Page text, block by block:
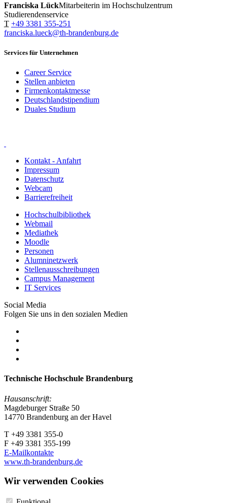
Franciska LückMitarbeiterin im Hochschulzentrum
Studierendenservice
T +49 3381 355-251
franciska.lueck@th-brandenburg.de
Services für Unternehmen
Career Service
Stellen anbieten
Firmenkontaktmesse
Deutschlandstipendium
Duales Studium
Kontakt - Anfahrt
Impressum
Datenschutz
Webcam
Barrierefreiheit
Hochschulbibliothek
Webmail
Mediathek
Moodle
Personen
Alumninetzwerk
Stellenausschreibungen
Campus Management
IT Services
Social Media
Folgen Sie uns in den sozialen Medien
Technische Hochschule Brandenburg
Hausanschrift:
Magdeburger Straße 50
14770 Brandenburg an der Havel
T +49 3381 355-0
F +49 3381 355-199
E-Mailkontakte
www.th-brandenburg.de
Wir verwenden Cookies